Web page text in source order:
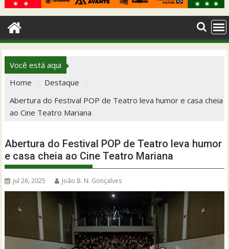
Você está aqui
Home
Destaque
Abertura do Festival POP de Teatro leva humor e casa cheia
ao Cine Teatro Mariana
Abertura do Festival POP de Teatro leva humor
e casa cheia ao Cine Teatro Mariana
jul 26, 2025 João B. N. Gonçalves